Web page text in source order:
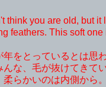
think you are old, but
feathers. This soft one
年をとっているとは思
んな、毛が抜けてきて
柔らかいのは内側から。